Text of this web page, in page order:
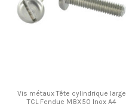
Vis métaux Tête cylindrique large
TCL Fendue M8X50 Inox A4